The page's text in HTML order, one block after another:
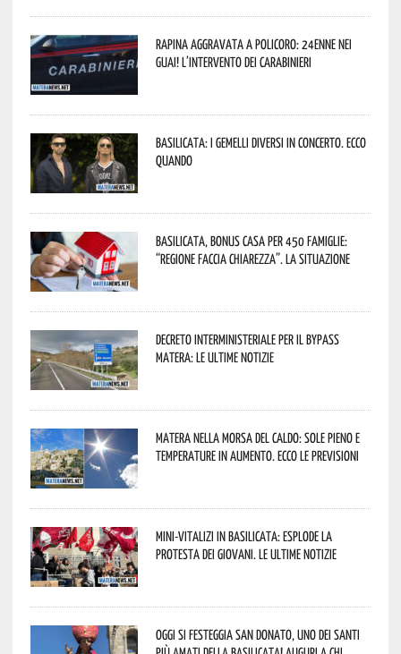
Rapina aggravata a Policoro: 24enne nei
guai! L’intervento dei Carabinieri
Basilicata: i Gemelli DiVersi in concerto. Ecco
quando
Basilicata, Bonus casa per 450 famiglie:
“Regione faccia chiarezza”. La situazione
Decreto interministeriale per il Bypass
Matera: le ultime notizie
Matera nella morsa del caldo: sole pieno e
temperature in aumento. Ecco le previsioni
Mini-vitalizi in Basilicata: esplode la
protesta dei giovani. Le ultime notizie
Oggi si festeggia San Donato, uno dei Santi